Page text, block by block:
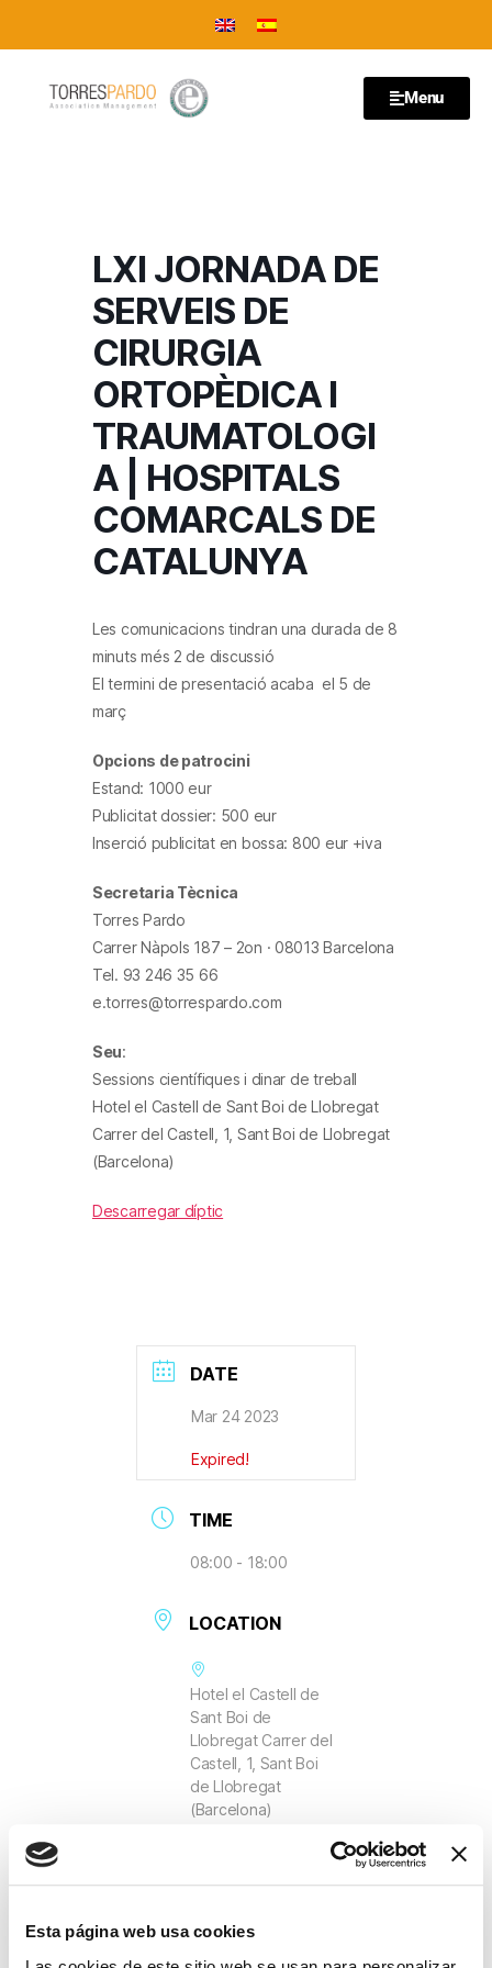
Esta página web usa cookies
Menu
LXI JORNADA DE
SERVEIS DE
CIRURGIA
ORTOPÈDICA I
TRAUMATOLOGI
A | HOSPITALS
COMARCALS DE
CATALUNYA
Les comunicacions tindran una durada de 8
minuts més 2 de discussió
El termini de presentació acaba el 5 de
març
Opcions de patrocini
Estand: 1000 eur
Publicitat dossier: 500 eur
Inserció publicitat en bossa: 800 eur +iva
Secretaria Tècnica
Torres Pardo
Carrer Nàpols 187 – 2on · 08013 Barcelona
Tel. 93 246 35 66
e.torres@torrespardo.com
Seu:
Sessions científiques i dinar de treball
Hotel el Castell de Sant Boi de Llobregat
Carrer del Castell, 1, Sant Boi de Llobregat
(Barcelona)
Descarregar díptic
DATE
Mar 24 2023
Expired!
TIME
08:00 - 18:00
LOCATION
Hotel el Castell de
Sant Boi de
Llobregat Carrer del
Castell, 1, Sant Boi
de Llobregat
(Barcelona)